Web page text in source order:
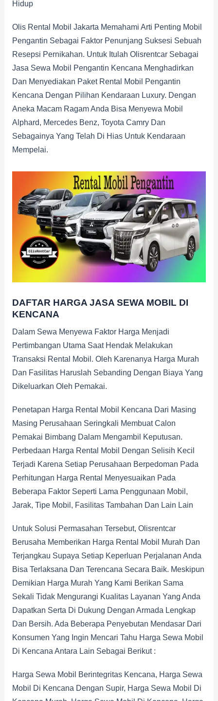
Hidup
Olis Rental Mobil Jakarta Memahami Arti Penting Mobil
Pengantin Sebagai Faktor Penunjang Suksesi Sebuah
Resepsi Pernikahan. Untuk Itulah Olisrentcar Sebagai
Jasa Sewa Mobil Pengantin Kencana Menghadirkan
Dan Menyediakan Paket Rental Mobil Pengantin
Kencana Dengan Pilihan Kendaraan Luxury. Dengan
Aneka Macam Ragam Anda Bisa Menyewa Mobil
Alphard, Mercedes Benz, Toyota Camry Dan
Sebagainya Yang Telah Di Hias Untuk Kendaraan
Mempelai.
DAFTAR HARGA JASA SEWA MOBIL DI
KENCANA
Dalam Sewa Menyewa Faktor Harga Menjadi
Pertimbangan Utama Saat Hendak Melakukan
Transaksi Rental Mobil. Oleh Karenanya Harga Murah
Dan Fasilitas Haruslah Sebanding Dengan Biaya Yang
Dikeluarkan Oleh Pemakai.
Penetapan Harga Rental Mobil Kencana Dari Masing
Masing Perusahaan Seringkali Membuat Calon
Pemakai Bimbang Dalam Mengambil Keputusan.
Perbedaan Harga Rental Mobil Dengan Selisih Kecil
Terjadi Karena Setiap Perusahaan Berpedoman Pada
Perhitungan Harga Rental Menyesuaikan Pada
Beberapa Faktor Seperti Lama Penggunaan Mobil,
Jarak, Tipe Mobil, Fasilitas Tambahan Dan Lain Lain
Untuk Solusi Permasahan Tersebut, Olisrentcar
Berusaha Memberikan Harga Rental Mobil Murah Dan
Terjangkau Supaya Setiap Keperluan Perjalanan Anda
Bisa Terlaksana Dan Terencana Secara Baik. Meskipun
Demikian Harga Murah Yang Kami Berikan Sama
Sekali Tidak Mengurangi Kualitas Layanan Yang Anda
Dapatkan Serta Di Dukung Dengan Armada Lengkap
Dan Bersih. Ada Beberapa Penyebutan Mendasar Dari
Konsumen Yang Ingin Mencari Tahu Harga Sewa Mobil
Di Kencana Antara Lain Sebagai Berikut :
Harga Sewa Mobil Berintegritas Kencana, Harga Sewa
Mobil Di Kencana Dengan Supir, Harga Sewa Mobil Di